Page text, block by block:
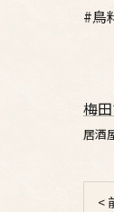
#鳥
梅
居酒
<